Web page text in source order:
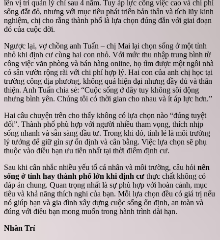
lên vị trí quản lý chỉ sau 4 năm. Tuy áp lực công việc cao và chi phí
sống đắt đỏ, nhưng với mục tiêu phát triển bản thân và tích lũy kinh
nghiệm, chị cho rằng thành phố là lựa chọn đúng đắn với giai đoạn
đó của cuộc đời.
Ngược lại, vợ chồng anh Tuấn – chị Mai lại chọn sống ở một tỉnh
nhỏ khi định cư cùng hai con nhỏ. Với mức thu nhập trung bình từ
công việc văn phòng và bán hàng online, họ tìm được một ngôi nhà
có sân vườn rộng rãi với chi phí hợp lý. Hai con của anh chị học tại
trường công địa phương, không quá hiện đại nhưng đầy đủ và thân
thiện. Anh Tuấn chia sẻ: “Cuộc sống ở đây tuy không sôi động
nhưng bình yên. Chúng tôi có thời gian cho nhau và ít áp lực hơn.”
Hai câu chuyện trên cho thấy không có lựa chọn nào “đúng tuyệt
đối”. Thành phố phù hợp với người nhiều tham vọng, thích nhịp
sống nhanh và sẵn sàng đầu tư. Trong khi đó, tỉnh lẻ là môi trường
lý tưởng để giữ gìn sự ổn định và cân bằng. Việc lựa chọn sẽ phụ
thuộc vào điều bạn ưu tiên nhất tại thời điểm định cư.
Sau khi cân nhắc nhiều yếu tố cá nhân và môi trường, câu hỏi nên
sống ở tỉnh hay thành phố lớn khi định cư thực chất không có
đáp án chung. Quan trọng nhất là sự phù hợp với hoàn cảnh, mục
tiêu và khả năng thích nghi của bạn. Mỗi lựa chọn đều có giá trị nếu
nó giúp bạn và gia đình xây dựng cuộc sống ổn định, an toàn và
đúng với điều bạn mong muốn trong hành trình dài hạn.
Nhân Trí